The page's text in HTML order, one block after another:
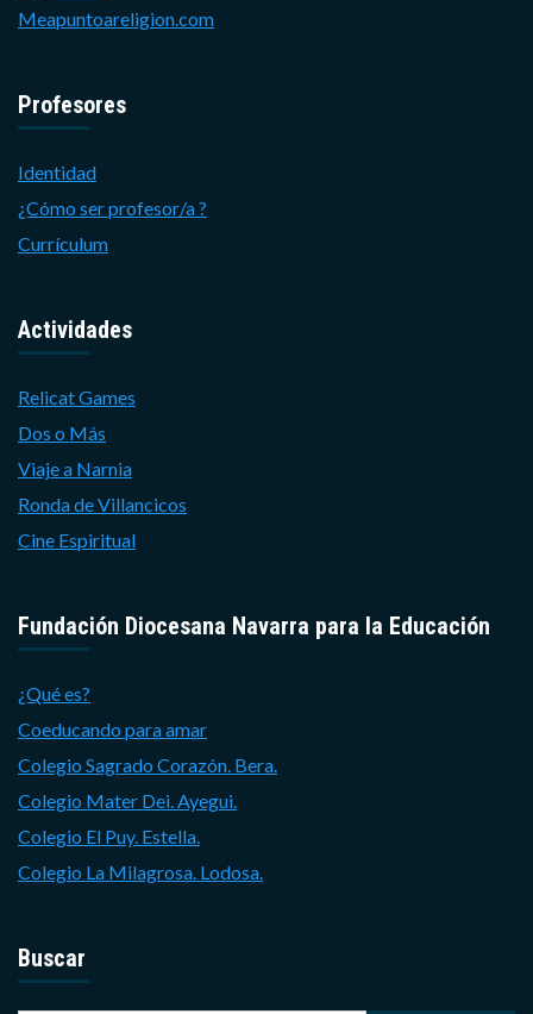
Meapuntoareligion.com
Profesores
Identidad
¿Cómo ser profesor/a ?
Currículum
Actividades
Relicat Games
Dos o Más
Viaje a Narnia
Ronda de Villancicos
Cine Espiritual
Fundación Diocesana Navarra para la Educación
¿Qué es?
Coeducando para amar
Colegio Sagrado Corazón. Bera.
Colegio Mater Dei. Ayegui.
Colegio El Puy. Estella.
Colegio La Milagrosa. Lodosa.
Buscar